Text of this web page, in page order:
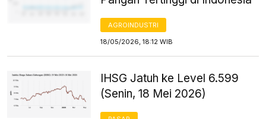
AGROINDUSTRI
18/05/2026, 18:12 WIB
IHSG Jatuh ke Level 6.599
(Senin, 18 Mei 2026)